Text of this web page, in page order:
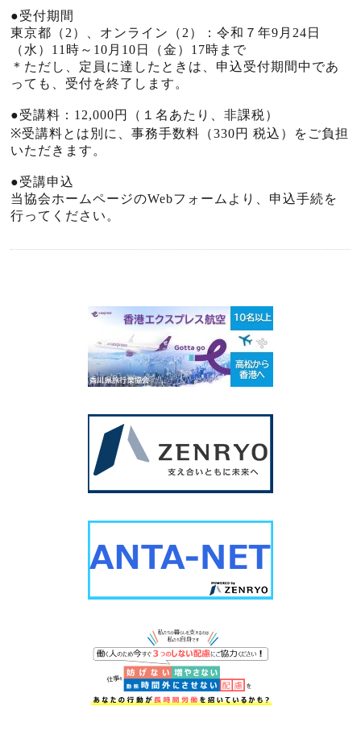
●受付期間
東京都（2）、オンライン（2）：令和７年9月24日
（水） 11 時～10月10日（金） 17時まで
＊ただし、定員に達したときは、申込受付期間中であ
っても、受付を終了します。
●受講料： 12,000円（１名あたり、非課税）
※受講料とは別に、事務手数料（330円 税込）をご負担
いただきます。
●受講申込
当協会ホームページのWebフォームより、申込手続を
行ってください。